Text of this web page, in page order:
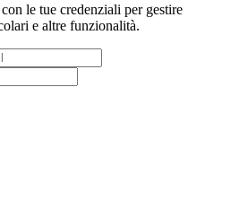
le tue credenziali per gestire
e altre funzionalità.